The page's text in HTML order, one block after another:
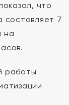
что
составляет 7
на
работы